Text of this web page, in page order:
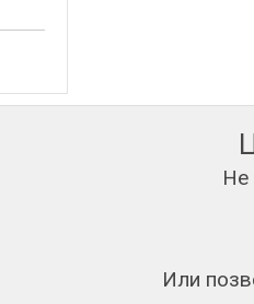
Не
Или